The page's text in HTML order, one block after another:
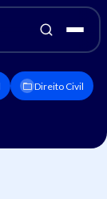
Direito Civil